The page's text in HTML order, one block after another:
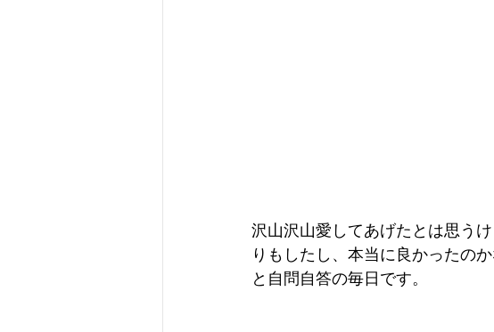
沢山沢山愛してあげたとは思う
りもしたし、本当に良かったの
と自問自答の毎日です。